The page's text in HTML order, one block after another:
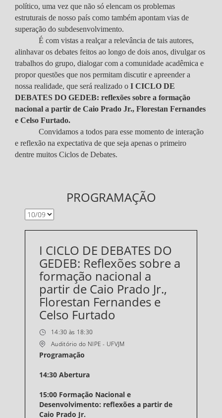
político, uma vez que não só elencam os problemas
estruturais de nosso país como também apontam vias de
superação do subdesenvolvimento.
É com vistas a realçar a relevância de tais autores,
alinhavar os debates feitos ao longo de dois anos, divulgar os
trabalhos do grupo, dialogar com a comunidade acadêmica e
propor questões que nos permitam discutir e apreender a
nossa realidade, que será realizado o I CICLO DE
DEBATES DO GEDEB: reflexões sobre a formação
nacional a partir de Caio Prado Jr., Florestan Fernandes
e Celso Furtado.
Convidamos a todos para esse momento de interação
e reflexão na expectativa de que seja apenas o primeiro
dentre muitos Ciclos de Debates.
PROGRAMAÇÃO
I CICLO DE DEBATES DO
GEDEB: Reflexões sobre a
formação nacional a
partir de Caio Prado Jr.,
Florestan Fernandes e
Celso Furtado
14:30 às 18:30
Auditório do NIPE - UFVJM
Programação
14:30 Abertura
15:00 Formação Nacional e
Desenvolvimento: reflexões a partir de
Caio Prado Jr.